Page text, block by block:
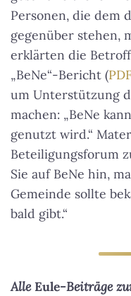
Personen, die dem
gegenüber stehen,
erklärten die
„BeNe“-Bericht (
um Unterstützung
machen: „BeNe
genutzt wird.“
Beteiligungsforum
Sie auf BeNe hin,
Gemeinde sollte
bald gibt.“
AlleEule-Beiträge